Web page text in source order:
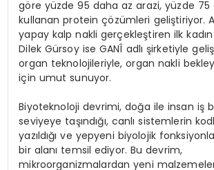
göre yüzde 95 daha az arazi, yüzde 75
kullanan protein çözümleri geliştiriyor.
yapay kalp nakli gerçekleştiren ilk
Dilek Gürsoy ise GANÎ adlı şirketiyle
organ teknolojileriyle, organ nakli
için umut sunuyor.
Biyoteknoloji devrimi, doğa ile insan iş
seviyeye taşındığı, canlı sistemlerin
yazıldığı ve yepyeni biyolojik
bir alanı temsil ediyor. Bu devrim,
mikroorganizmalardan yeni